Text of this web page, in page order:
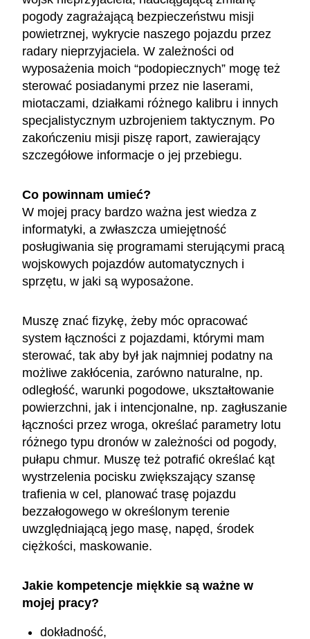
pogody zagrażającą bezpieczeństwu misji
powietrznej, wykrycie naszego pojazdu przez
radary nieprzyjaciela. W zależności od
wyposażenia moich “podopiecznych” mogę też
sterować posiadanymi przez nie laserami,
miotaczami, działkami różnego kalibru i innych
specjalistycznym uzbrojeniem taktycznym. Po
zakończeniu misji piszę raport, zawierający
szczegółowe informacje o jej przebiegu.
Co powinnam umieć?
W mojej pracy bardzo ważna jest wiedza z
informatyki, a zwłaszcza umiejętność
posługiwania się programami sterującymi pracą
wojskowych pojazdów automatycznych i
sprzętu, w jaki są wyposażone.
Muszę znać fizykę, żeby móc opracować
system łączności z pojazdami, którymi mam
sterować, tak aby był jak najmniej podatny na
możliwe zakłócenia, zarówno naturalne, np.
odległość, warunki pogodowe, ukształtowanie
powierzchni, jak i intencjonalne, np. zagłuszanie
łączności przez wroga, określać parametry lotu
różnego typu dronów w zależności od pogody,
pułapu chmur. Muszę też potrafić określać kąt
wystrzelenia pocisku zwiększający szansę
trafienia w cel, planować trasę pojazdu
bezzałogowego w określonym terenie
uwzględniającą jego masę, napęd, środek
ciężkości, maskowanie.
Jakie kompetencje miękkie są ważne w
mojej pracy?
dokładność,